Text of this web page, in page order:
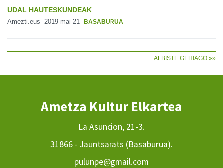
UDAL HAUTESKUNDEAK
Amezti.eus 2019 mai 21 BASABURUA
ALBISTE GEHIAGO »»
Ametza Kultur Elkartea
La Asuncion, 21-3.
31866 - Jauntsarats (Basaburua).
pulunpe@gmail.com